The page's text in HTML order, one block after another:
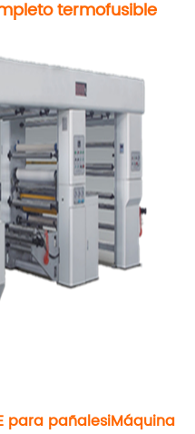
termofusible
para pañalesiMáquina